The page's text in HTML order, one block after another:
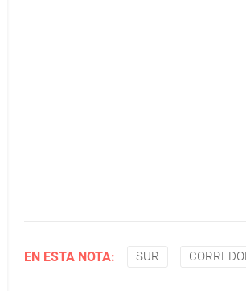
EN ESTA NOTA: SUR